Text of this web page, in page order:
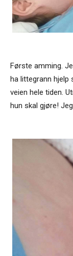
Første amming.
ha littegrann hjelp
veien hele tiden.
hun skal gjøre!